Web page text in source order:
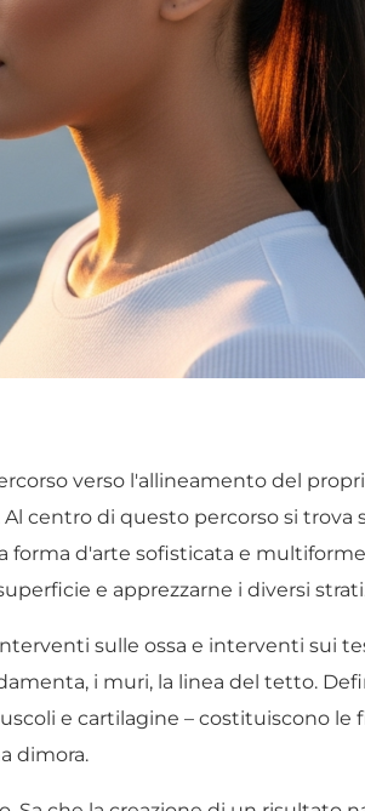
verso l'allineamento del
centro di questo percorso si trova
forma d'arte sofisticata e
e apprezzarne i diversi
sulle ossa e interventi sui
i muri, la linea del tetto.
e cartilagine – costituiscono le
dimora.